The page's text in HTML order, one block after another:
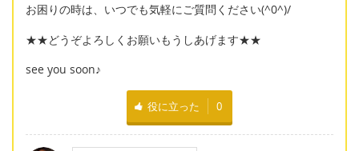
お困りの時は、いつでも気軽にご質問ください(^0^)/
★★どうぞよろしくお願いもうしあげます★★
see you soon♪
役に立った 0